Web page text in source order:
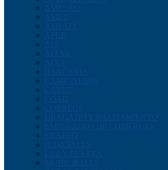
AMECRO
AMET
AMSAFE
APUR
ATE
ATFAR
ATSA
BANCARIA
CAMIONEROS
CARNE
COAD
CORREOS
DRAGADO Y BALIZAMIENTO
EMPLEADOS DE COMERCIO
ENAPRO
JUDICIALES
LUZ Y FUERZA
MUNICIPALES